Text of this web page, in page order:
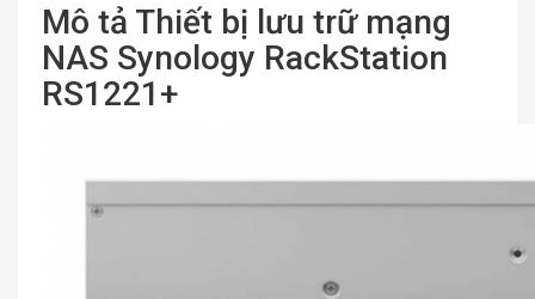
Mô tả Thiết bị lưu trữ mạng
NAS Synology RackStation
RS1221+